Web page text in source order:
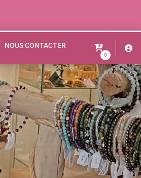
NOUS CONTACTER
0